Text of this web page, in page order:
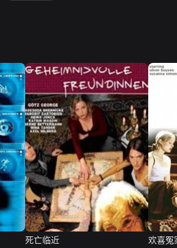
死亡临近
欢喜冤